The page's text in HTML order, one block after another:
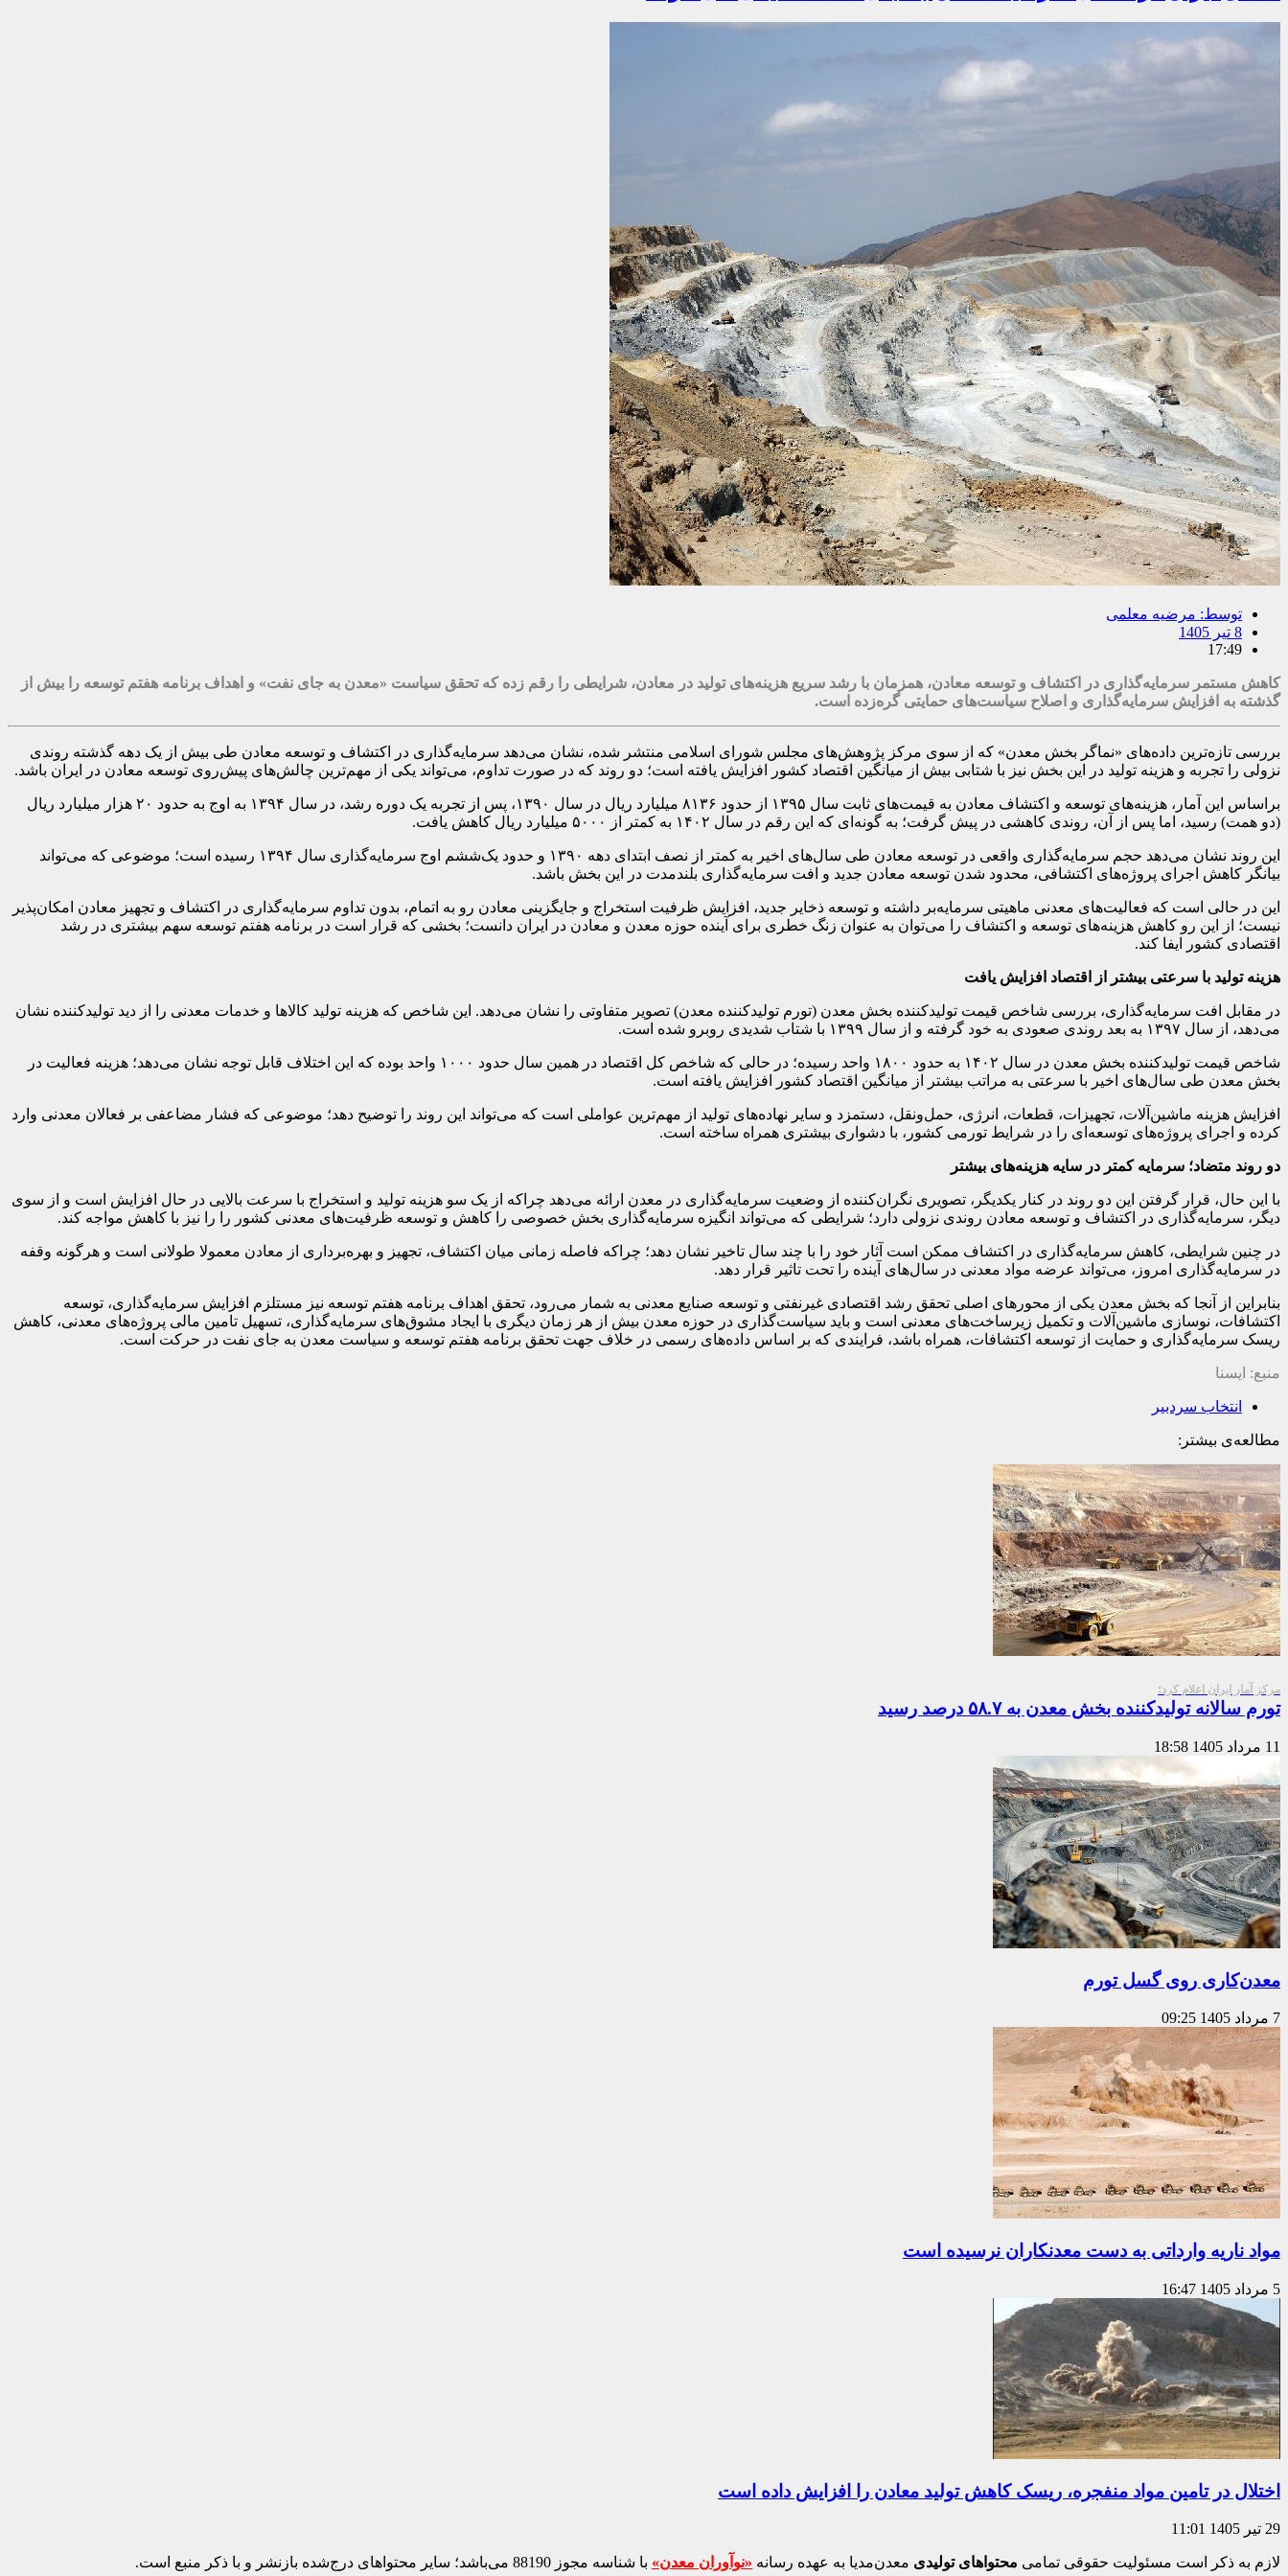
توسط: مرضیه معلمی
8 تیر 1405
17:49
کاهش مستمر سرمایه‌گذاری در اکتشاف و توسعه معادن، همزمان با رشد سریع هزینه‌های تولید در معادن، شرایطی را رقم زده که تحقق سیاست «معدن به جای نفت» و اهداف برنامه هفتم توسعه را بیش از
گذشته به افزایش سرمایه‌گذاری و اصلاح سیاست‌های حمایتی گره‌زده است.
بررسی تازه‌ترین داده‌های «نماگر بخش معدن» که از سوی مرکز پژوهش‌های مجلس شورای اسلامی منتشر شده، نشان می‌دهد سرمایه‌گذاری در اکتشاف و توسعه معادن طی بیش از یک دهه گذشته روندی
نزولی را تجربه و هزینه تولید در این بخش نیز با شتابی بیش از میانگین اقتصاد کشور افزایش یافته است؛ دو روند که در صورت تداوم، می‌تواند یکی از مهم‌ترین چالش‌های پیش‌روی توسعه معادن در ایران باشد.
براساس این آمار، هزینه‌های توسعه و اکتشاف معادن به قیمت‌های ثابت سال ۱۳۹۵ از حدود ۸۱۳۶ میلیارد ریال در سال ۱۳۹۰، پس از تجربه یک دوره رشد، در سال ۱۳۹۴ به اوج به حدود ۲۰ هزار میلیارد ریال
(دو همت) رسید، اما پس از آن، روندی کاهشی در پیش گرفت؛ به گونه‌ای که این رقم در سال ۱۴۰۲ به کمتر از ۵۰۰۰ میلیارد ریال کاهش یافت.
این روند نشان می‌دهد حجم سرمایه‌گذاری واقعی در توسعه معادن طی سال‌های اخیر به کمتر از نصف ابتدای دهه ۱۳۹۰ و حدود یک‌ششم اوج سرمایه‌گذاری سال ۱۳۹۴ رسیده است؛ موضوعی که می‌تواند
بیانگر کاهش اجرای پروژه‌های اکتشافی، محدود شدن توسعه معادن جدید و افت سرمایه‌گذاری بلندمدت در این بخش باشد.
این در حالی است که فعالیت‌های معدنی ماهیتی سرمایه‌بر داشته و توسعه ذخایر جدید، افزایش ظرفیت استخراج و جایگزینی معادن رو به اتمام، بدون تداوم سرمایه‌گذاری در اکتشاف و تجهیز معادن امکان‌پذیر
نیست؛ از این رو کاهش هزینه‌های توسعه و اکتشاف را می‌توان به عنوان زنگ خطری برای آینده حوزه معدن و معادن در ایران دانست؛ بخشی که قرار است در برنامه هفتم توسعه سهم بیشتری در رشد
اقتصادی کشور ایفا کند.
هزینه تولید با سرعتی بیشتر از اقتصاد افزایش یافت
در مقابل افت سرمایه‌گذاری، بررسی شاخص قیمت تولیدکننده بخش معدن (تورم تولیدکننده معدن) تصویر متفاوتی را نشان می‌دهد. این شاخص که هزینه تولید کالاها و خدمات معدنی را از دید تولیدکننده نشان
می‌دهد، از سال ۱۳۹۷ به بعد روندی صعودی به خود گرفته و از سال ۱۳۹۹ با شتاب شدیدی روبرو شده است.
شاخص قیمت تولیدکننده بخش معدن در سال ۱۴۰۲ به حدود ۱۸۰۰ واحد رسیده؛ در حالی که شاخص کل اقتصاد در همین سال حدود ۱۰۰۰ واحد بوده که این اختلاف قابل توجه نشان می‌دهد؛ هزینه فعالیت در
بخش معدن طی سال‌های اخیر با سرعتی به مراتب بیشتر از میانگین اقتصاد کشور افزایش یافته است.
افزایش هزینه ماشین‌آلات، تجهیزات، قطعات، انرژی، حمل‌ونقل، دستمزد و سایر نهاده‌های تولید از مهم‌ترین عواملی است که می‌تواند این روند را توضیح دهد؛ موضوعی که فشار مضاعفی بر فعالان معدنی وارد
کرده و اجرای پروژه‌های توسعه‌ای را در شرایط تورمی کشور، با دشواری بیشتری همراه ساخته است.
دو روند متضاد؛ سرمایه کمتر در سایه هزینه‌های بیشتر
با این حال، قرار گرفتن این دو روند در کنار یکدیگر، تصویری نگران‌کننده از وضعیت سرمایه‌گذاری در معدن ارائه می‌دهد چراکه از یک سو هزینه تولید و استخراج با سرعت بالایی در حال افزایش است و از سوی
دیگر، سرمایه‌گذاری در اکتشاف و توسعه معادن روندی نزولی دارد؛ شرایطی که می‌تواند انگیزه سرمایه‌گذاری بخش خصوصی را کاهش و توسعه ظرفیت‌های معدنی کشور را را نیز با کاهش مواجه کند.
در چنین شرایطی، کاهش سرمایه‌گذاری در اکتشاف ممکن است آثار خود را با چند سال تاخیر نشان دهد؛ چراکه فاصله زمانی میان اکتشاف، تجهیز و بهره‌برداری از معادن معمولا طولانی است و هرگونه وقفه
در سرمایه‌گذاری امروز، می‌تواند عرضه مواد معدنی در سال‌های آینده را تحت تاثیر قرار دهد.
بنابراین از آنجا که بخش معدن یکی از محورهای اصلی تحقق رشد اقتصادی غیرنفتی و توسعه صنایع معدنی به شمار می‌رود، تحقق اهداف برنامه هفتم توسعه نیز مستلزم افزایش سرمایه‌گذاری، توسعه
اکتشافات، نوسازی ماشین‌آلات و تکمیل زیرساخت‌های معدنی است و باید سیاست‌گذاری در حوزه معدن بیش از هر زمان دیگری با ایجاد مشوق‌های سرمایه‌گذاری، تسهیل تامین مالی پروژه‌های معدنی، کاهش
ریسک سرمایه‌گذاری و حمایت از توسعه اکتشافات، همراه باشد، فرایندی که بر اساس داده‌های رسمی در خلاف جهت تحقق برنامه هفتم توسعه و سیاست معدن به جای نفت در حرکت است.
منبع: ایسنا
انتخاب سردبیر
مطالعه‌ی بیشتر:
مرکز آمار ایران اعلام کرد؛
تورم سالانه تولیدکننده بخش معدن به ۵۸.۷ درصد رسید
11 مرداد 1405 18:58
معدن‌کاری روی گسل تورم
7 مرداد 1405 09:25
مواد ناریه وارداتی به دست معدنکاران نرسیده است
5 مرداد 1405 16:47
اختلال در تامین مواد منفجره، ریسک کاهش تولید معادن را افزایش داده است
29 تیر 1405 11:01
لازم به ذکر است مسئولیت حقوقی تمامی محتواهای تولیدی معدن‌مدیا به عهده رسانه «نوآوران معدن» با شناسه مجوز 88190 می‌باشد؛ سایر محتواهای درج‌شده بازنشر و با ذکر منبع است.